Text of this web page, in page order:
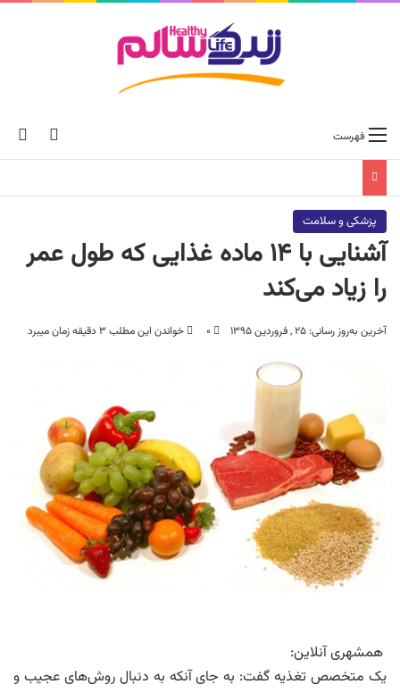
skin فهرست
پزشکی و سلامت
آشنایی با ۱۴ ماده غذایی که طول عمر
را زیاد می‌کند
آخرین به‌روز رسانی: ۲۵ , فروردین ۱۳۹۵ ۰ خواندن این مطلب ۳ دقیقه زمان میبرد
همشهری آنلاین:
یک متخصص تغذیه گفت: به جای آنکه به دنبال روش‌های عجیب و